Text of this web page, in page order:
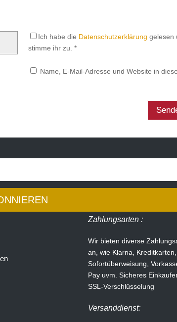
Ich habe die Datenschutzerklärung gelesen
stimme ihr zu. *
Name, E-Mail-Adresse und Website in
Zahlungsarten :
Wir bieten diverse
an, wie Klarna, Kreditkarten,
Sofortüberweisung,
Pay uvm. Sicheres
SSL-Verschlüsselung
Versanddienst: